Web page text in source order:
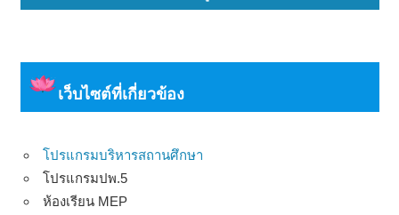
เว็บไซต์ที่เกี่ยวข้อง
โปรแกรมบริหารสถานศึกษา
โปรแกรมปพ.5
ห้องเรียน MEP